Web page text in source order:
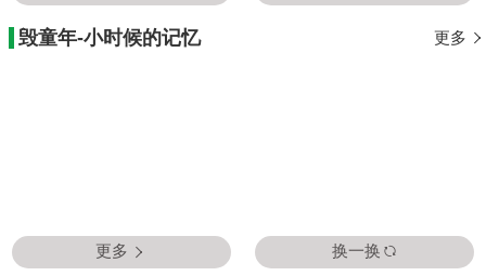
毁童年-小时候的记忆 更多
更多 换一换